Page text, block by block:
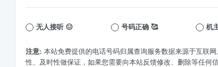
无人接听 😑 号码正确 🥰 机
注意: 本站免费提供的电话号码归属查询服务数据来源于互联
性、及时性做保证，如果您需要向本站反馈修改、删除等任何